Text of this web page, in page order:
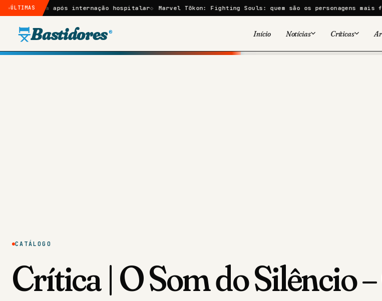
ÚLTIMAS
após internação hospitalar Marvel Tōkon: Fighting Souls: quem são os personagens mais fortes
Bastidores ® Início Notícias Críticas
CATÁLOGO
Crítica | O Som do Silêncio